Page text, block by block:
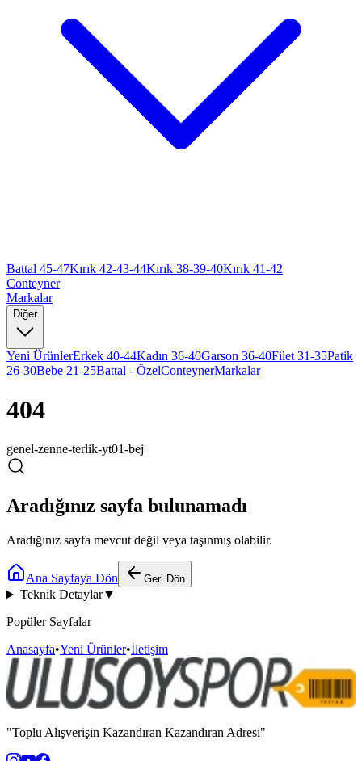
Battal 45-47Kırık 42-43-44Kırık 38-39-40Kırık 41-42
Conteyner
Markalar
Diğer
Yeni ÜrünlerErkek 40-44Kadın 36-40Garson 36-40Filet 31-35Patik
26-30Bebe 21-25Battal - ÖzelConteynerMarkalar
404
genel-zenne-terlik-yt01-bej
Aradığınız sayfa bulunamadı
Aradığınız sayfa mevcut değil veya taşınmış olabilir.
Ana Sayfaya Dön Geri Dön
Teknik Detaylar▼
Popüler Sayfalar
Anasayfa•Yeni Ürünler•İletişim
"Toplu Alışverişin Kazandıran Kazandıran Adresi"